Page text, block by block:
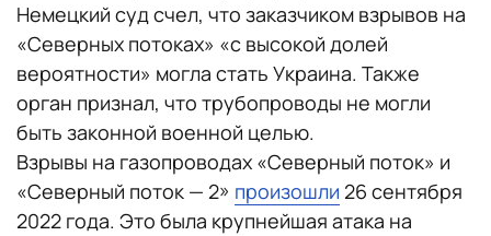
Немецкий суд счел, что заказчиком взрывов на
«Северных потоках» «с высокой долей
вероятности» могла стать Украина. Также
орган признал, что трубопроводы не могли
быть законной военной целью.
Взрывы на газопроводах «Северный поток» и
«Северный поток — 2» произошли 26 сентября
2022 года. Это была крупнейшая атака на